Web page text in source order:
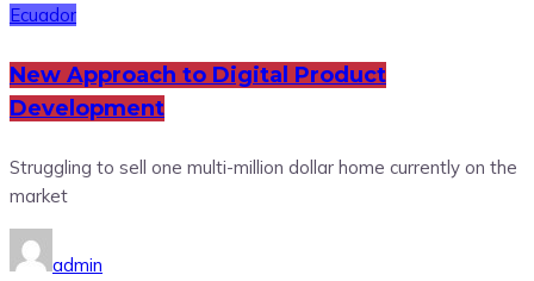
Ecuador
New Approach to Digital Product
Development
Struggling to sell one multi-million dollar home currently on the
market
admin